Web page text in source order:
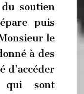
soutien
puis
le
à des
d’accéder
qui sont